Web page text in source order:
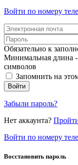
Войти по номеру
Обязательно к
Минимальная длина -
символов
Запомнить на
Войти
Забыли пароль?
Нет аккаунта?
Войти по номеру
Восстановить пароль